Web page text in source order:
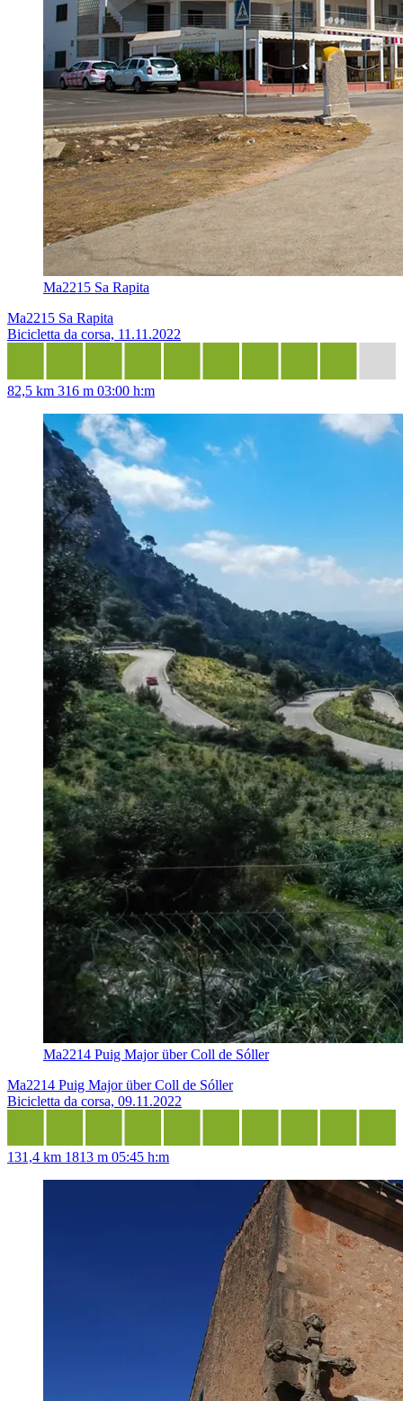
Ma2215 Sa Rapita
Ma2215 Sa Rapita
Bicicletta da corsa, 11.11.2022
82,5 km 316 m 03:00 h:m
Ma2214 Puig Major über Coll de Sóller
Ma2214 Puig Major über Coll de Sóller
Bicicletta da corsa, 09.11.2022
131,4 km 1813 m 05:45 h:m